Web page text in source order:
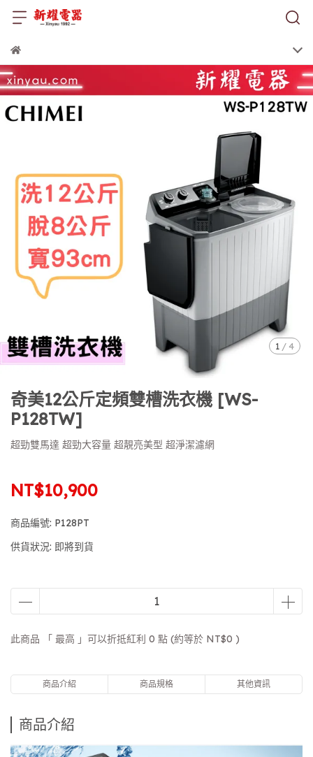
1 / 4
奇美12公斤定頻雙槽洗衣機 [WS-
P128TW]
超勁雙馬達 超勁大容量 超靚亮美型 超淨潔濾網
NT$10,900
商品編號: P128PT
供貨狀況: 即將到貨
此商品 「 最高 」可以折抵紅利 0 點 (約等於 NT$0 )
商品介紹 商品規格 其他資訊
商品介紹